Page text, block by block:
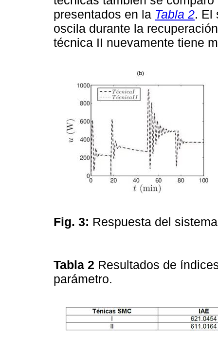
presentados en la Tabla 2. El
oscila durante la
técnica II nuevamente tiene
Fig. 3: Respuesta del
Tabla 2 Resultados de
parámetro.